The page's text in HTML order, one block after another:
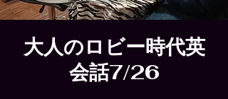
大人のロビー時代英
会話7/26